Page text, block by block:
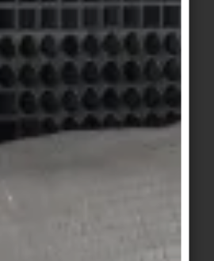
contacté par Agrob
GmbH de temps
mail au sujet de ses
Je peux révoquer ce
à tout moment.
de la